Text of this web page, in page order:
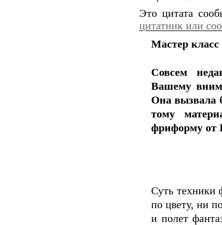
Это цитата
цитатник или
Мастер
Совсем
Вашему
Она вызвала
тому
фриформу от
Суть техники
по цвету, ни
и полет